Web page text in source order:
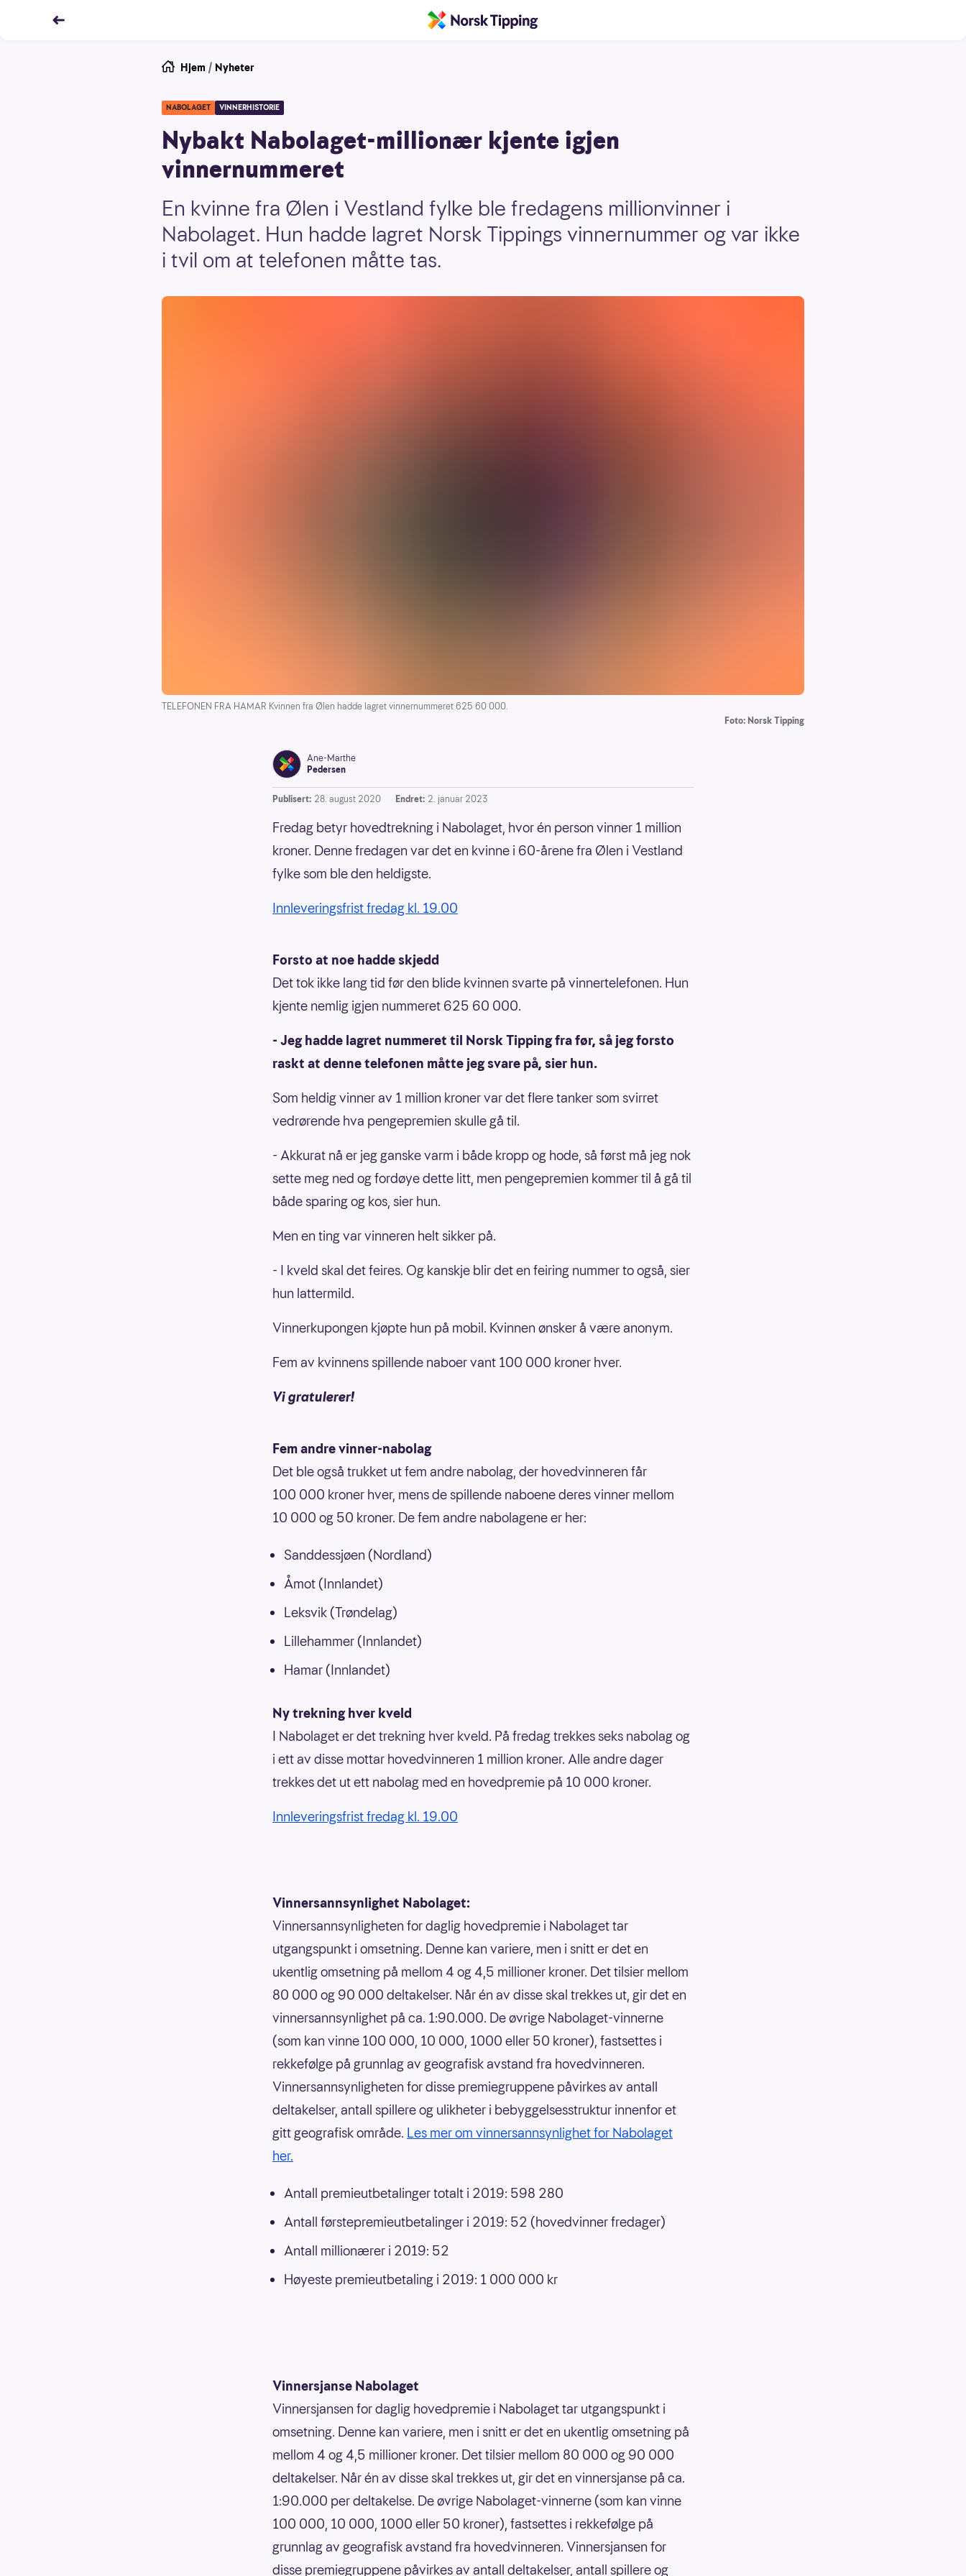
Hjem / Nyheter
NABOLAGET VINNERHISTORIE
Nybakt Nabolaget-millionær kjente igjen
vinnernummeret
En kvinne fra Ølen i Vestland fylke ble fredagens millionvinner i
Nabolaget. Hun hadde lagret Norsk Tippings vinnernummer og var ikke
i tvil om at telefonen måtte tas.
TELEFONEN FRA HAMAR Kvinnen fra Ølen hadde lagret vinnernummeret 625 60 000.
Foto: Norsk Tipping
Ane-Marthe
Pedersen
Publisert: 28. august 2020 Endret: 2. januar 2023
Fredag betyr hovedtrekning i Nabolaget, hvor én person vinner 1 million
kroner. Denne fredagen var det en kvinne i 60-årene fra Ølen i Vestland
fylke som ble den heldigste.
Innleveringsfrist fredag kl. 19.00
Forsto at noe hadde skjedd
Det tok ikke lang tid før den blide kvinnen svarte på vinnertelefonen. Hun
kjente nemlig igjen nummeret 625 60 000.
- Jeg hadde lagret nummeret til Norsk Tipping fra før, så jeg forsto
raskt at denne telefonen måtte jeg svare på, sier hun.
Som heldig vinner av 1 million kroner var det flere tanker som svirret
vedrørende hva pengepremien skulle gå til.
- Akkurat nå er jeg ganske varm i både kropp og hode, så først må jeg nok
sette meg ned og fordøye dette litt, men pengepremien kommer til å gå til
både sparing og kos, sier hun.
Men en ting var vinneren helt sikker på.
- I kveld skal det feires. Og kanskje blir det en feiring nummer to også, sier
hun lattermild.
Vinnerkupongen kjøpte hun på mobil. Kvinnen ønsker å være anonym.
Fem av kvinnens spillende naboer vant 100 000 kroner hver.
Vi gratulerer!
Fem andre vinner-nabolag
Det ble også trukket ut fem andre nabolag, der hovedvinneren får
100 000 kroner hver, mens de spillende naboene deres vinner mellom
10 000 og 50 kroner. De fem andre nabolagene er her:
Sanddessjøen (Nordland)
Åmot (Innlandet)
Leksvik (Trøndelag)
Lillehammer (Innlandet)
Hamar (Innlandet)
Ny trekning hver kveld
I Nabolaget er det trekning hver kveld. På fredag trekkes seks nabolag og
i ett av disse mottar hovedvinneren 1 million kroner. Alle andre dager
trekkes det ut ett nabolag med en hovedpremie på 10 000 kroner.
Innleveringsfrist fredag kl. 19.00
Vinnersannsynlighet Nabolaget:
Vinnersannsynligheten for daglig hovedpremie i Nabolaget tar
utgangspunkt i omsetning. Denne kan variere, men i snitt er det en
ukentlig omsetning på mellom 4 og 4,5 millioner kroner. Det tilsier mellom
80 000 og 90 000 deltakelser. Når én av disse skal trekkes ut, gir det en
vinnersannsynlighet på ca. 1:90.000. De øvrige Nabolaget-vinnerne
(som kan vinne 100 000, 10 000, 1000 eller 50 kroner), fastsettes i
rekkefølge på grunnlag av geografisk avstand fra hovedvinneren.
Vinnersannsynligheten for disse premiegruppene påvirkes av antall
deltakelser, antall spillere og ulikheter i bebyggelsesstruktur innenfor et
gitt geografisk område. Les mer om vinnersannsynlighet for Nabolaget
her.
Antall premieutbetalinger totalt i 2019: 598 280
Antall førstepremieutbetalinger i 2019: 52 (hovedvinner fredager)
Antall millionærer i 2019: 52
Høyeste premieutbetaling i 2019: 1 000 000 kr
Vinnersjanse Nabolaget
Vinnersjansen for daglig hovedpremie i Nabolaget tar utgangspunkt i
omsetning. Denne kan variere, men i snitt er det en ukentlig omsetning på
mellom 4 og 4,5 millioner kroner. Det tilsier mellom 80 000 og 90 000
deltakelser. Når én av disse skal trekkes ut, gir det en vinnersjanse på ca.
1:90.000 per deltakelse. De øvrige Nabolaget-vinnerne (som kan vinne
100 000, 10 000, 1000 eller 50 kroner), fastsettes i rekkefølge på
grunnlag av geografisk avstand fra hovedvinneren. Vinnersjansen for
disse premiegruppene påvirkes av antall deltakelser, antall spillere og